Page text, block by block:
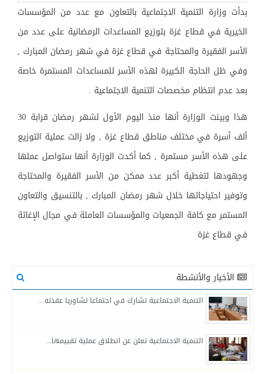
بدأت وزارة التنمية الاجتماعية بالتعاون مع عدد من المؤسسات
الخيرية في قطاع غزة بتوزيع المساعدات الرمضانية على عدد من
الأسر الفقيرة والمحتاجة في قطاع غزة في شهر رمضان المبارك ,
وفي ظل الحاجة الكبيرة لهذه الأسر للمساعدات المستمرة خاصة
بعد عدم انتظام مخصصات التنمية الاجتماعية .
هذا وبينت الوزارة أنها منذ اليوم الأول لشهر رمضان قرابة 30
ألف أسرة في مختلف مناطق قطاع غزة , ولا زالت عملية التوزيع
على هذه الأسر مستمرة , كما أكدت الوزارة أنها ستواصل عملها
وجهودها لتغطية أكبر عدد ممكن من الأسر الفقيرة والمحتاجة
وتوفير احتياجاتها خلال شهر رمضان المبارك , بالتنسيق والتعاون
المستمر مع كافة الجمعيات والمؤسسات العاملة في مجال الإغاثة
في قطاع غزة
الأخبار والأنشطة
التنمية الاجتماعية تشارك في اجتماعا تشاوريا عقدته...
التنمية الاجتماعية تعلن عن انطلاق عملية تقييمها...